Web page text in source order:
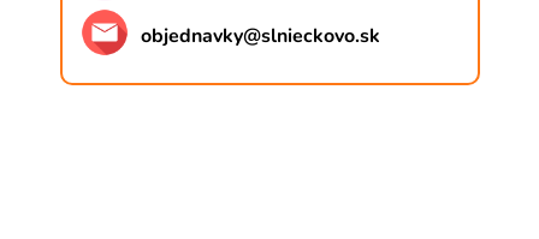
objednavky@slnieckovo.sk